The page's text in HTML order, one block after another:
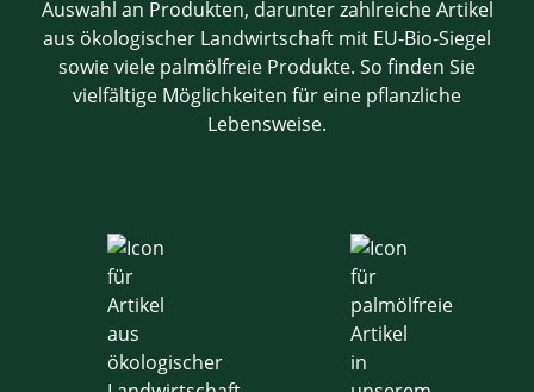
Auswahl an Produkten, darunter zahlreiche Artikel
aus ökologischer Landwirtschaft mit EU-Bio-Siegel
sowie viele palmölfreie Produkte. So finden Sie
vielfältige Möglichkeiten für eine pflanzliche
Lebensweise.